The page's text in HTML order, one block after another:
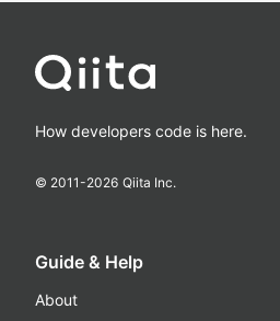
How developers code is here.
© 2011-2026 Qiita Inc.
Guide & Help
About